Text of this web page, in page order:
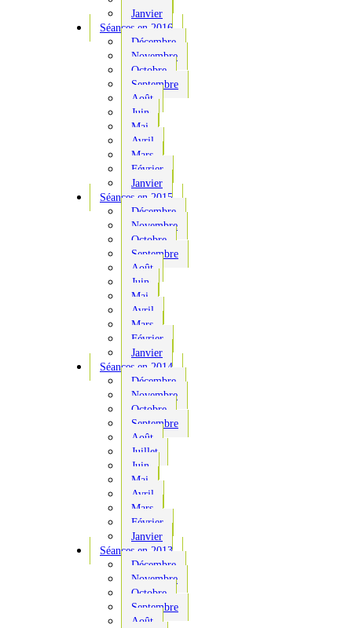
Janvier
Séances en 2016
Décembre
Novembre
Octobre
Septembre
Août
Juin
Mai
Avril
Mars
Février
Janvier
Séances en 2015
Décembre
Novembre
Octobre
Septembre
Août
Juin
Mai
Avril
Mars
Février
Janvier
Séances en 2014
Décembre
Novembre
Octobre
Septembre
Août
Juillet
Juin
Mai
Avril
Mars
Février
Janvier
Séances en 2013
Décembre
Novembre
Octobre
Septembre
Août